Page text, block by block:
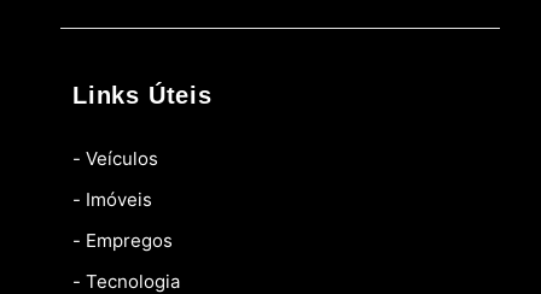
Links Úteis
- Veículos
- Imóveis
- Empregos
- Tecnologia